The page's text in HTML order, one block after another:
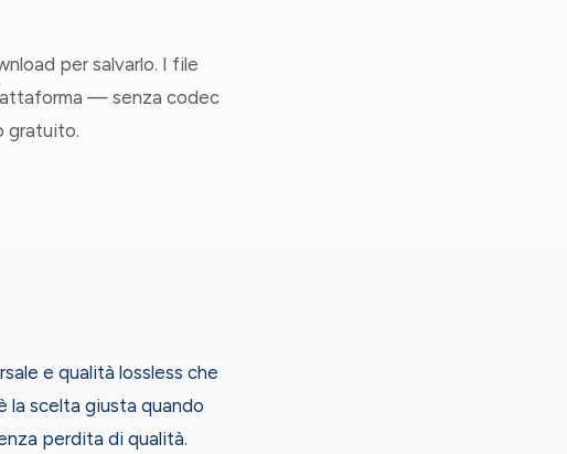
per salvarlo. I file
— senza codec
gratuito.
e qualità lossless che
la scelta giusta quando
perdita di qualità.